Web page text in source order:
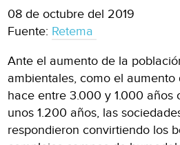
08 de octubre del 2019
Fuente: Retema
Ante el aumento de la
ambientales, como el
hace entre 3.000 y 1.000 años
unos 1.200 años, las
respondieron convirtiendo los